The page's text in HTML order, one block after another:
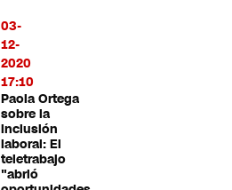
03-
12-
2020
17:10
Paola Ortega
sobre la
inclusión
laboral: El
teletrabajo
"abrió